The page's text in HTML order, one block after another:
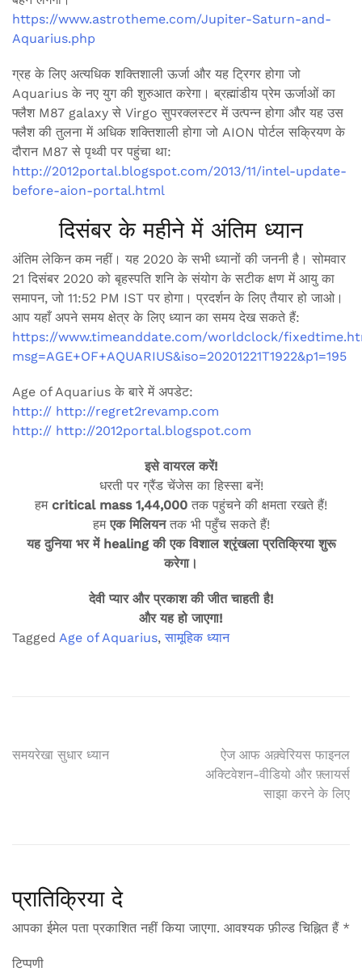
https://www.astrotheme.com/Jupiter-Saturn-and-
Aquarius.php
ग्रह के लिए अत्यधिक शक्तिशाली ऊर्जा और यह ट्रिगर होगा जो
Aquarius के नए युग की शुरुआत करेगा। ब्रह्मांडीय प्रेम ऊर्जाओं का
फ्लैश M87 galaxy से Virgo सुपरक्लस्टर में उत्पन्न होगा और यह उस
फ्लैश की तुलना में अधिक शक्तिशाली होगा जो AION पोर्टल सक्रियण के
दौरान M87 से पृथ्वी पर पहुंचा था:
http://2012portal.blogspot.com/2013/11/intel-update-
before-aion-portal.html
दिसंबर के महीने में अंतिम ध्यान
अंतिम लेकिन कम नहीं। यह 2020 के सभी ध्यानों की जननी है। सोमवार
21 दिसंबर 2020 को बृहस्पति शनि के संयोग के सटीक क्षण में आयु का
समापन, जो 11:52 PM IST पर होगा। प्रदर्शन के लिए तैयार हो जाओ।
आप यहाँ अपने समय क्षेत्र के लिए ध्यान का समय देख सकते हैं:
https://www.timeanddate.com/worldclock/
msg=AGE+OF+AQUARIUS&iso=20201221T1922&p1=195
Age of Aquarius के बारे में अपडेट:
http:// http://regret2revamp.com
http:// http://2012portal.blogspot.com
इसे वायरल करें!
धरती पर ग्रैंड चेंजेस का हिस्सा बनें!
हम critical mass 1,44,000 तक पहुंचने की क्षमता रखते हैं!
हमएक मिलियनतक भी पहुँच सकते हैं!
यह दुनिया भर में healing की एक विशाल श्रृंखला प्रतिक्रिया शुरू
करेगा।
देवी प्यार और प्रकाश की जीत चाहती है!
और यह हो जाएगा!
Tagged Age of Aquarius,सामूहिक ध्यान
पोस्ट
समयरेखा सुधार ध्यान
ऐज आफ अक़्वेरियस फाइनल
अक्टिवेशन-वीडियो और फ़्लायर्स
साझा करने के लिए
प्रातिक्रिया दे
आपका ईमेल पता प्रकाशित नहीं किया जाएगा. आवश्यक फ़ील्ड चिह्नित हैं *
टिप्पणी